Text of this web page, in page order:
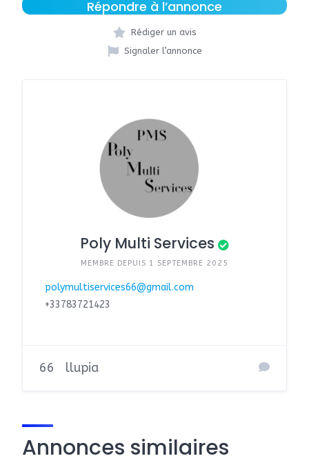
Répondre à l’annonce
Rédiger un avis
Signaler l’annonce
Poly Multi Services
MEMBRE DEPUIS 1 SEPTEMBRE 2025
polymultiservices66@gmail.com
+33783721423
66 llupia
Annonces similaires